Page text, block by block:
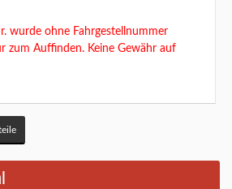
wurde ohne Fahrgestellnummer
zum Auffinden. Keine Gewähr auf